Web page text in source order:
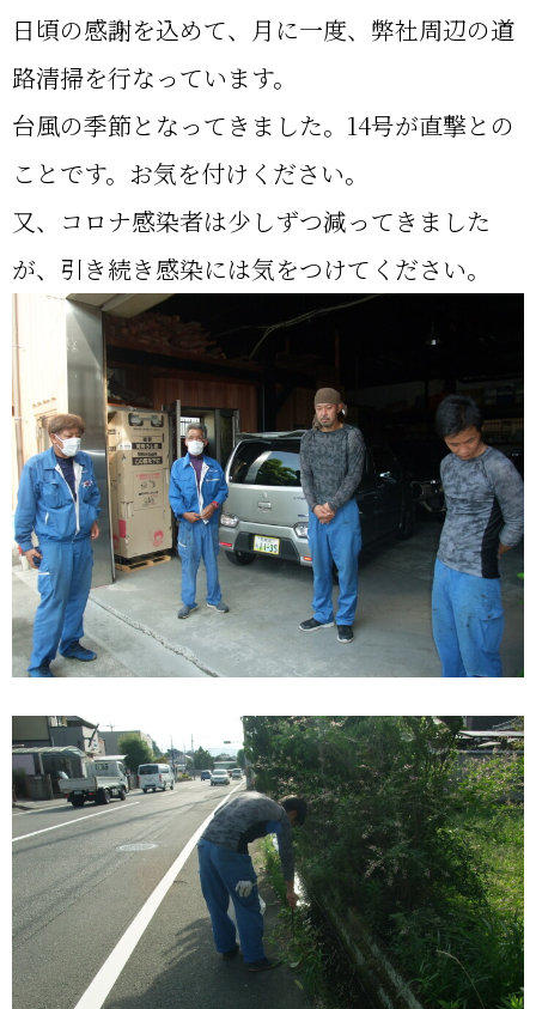
日頃の感謝を込めて、月に一度、弊社周辺の道
路清掃を行なっています。
台風の季節となってきました。14号が直撃との
ことです。お気を付けください。
又、コロナ感染者は少しずつ減ってきました
が、引き続き感染には気をつけてください。